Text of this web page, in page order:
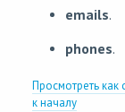
emails.
phones.
Просмотреть как
к началу